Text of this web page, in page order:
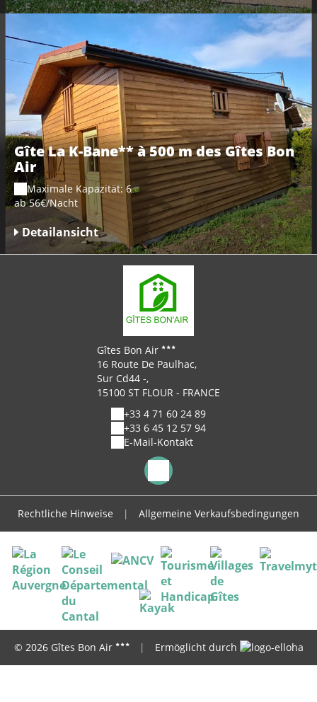
Gîte La K-Bane** à 500 m des Gîtes Bon
Air
Maximale Kapazität: 6
ab 56€/Nacht
Detailansicht
Gîtes Bon Air
16 Route De Paulhac,
Sur Cd44 -,
15100 ST FLOUR - FRANCE
+33 4 71 60 24 89
+33 6 45 12 57 94
E-Mail-Kontakt
Rechtliche Hinweise | Allgemeine Verkaufsbedingungen
© 2026 Gîtes Bon Air | Ermöglicht durch